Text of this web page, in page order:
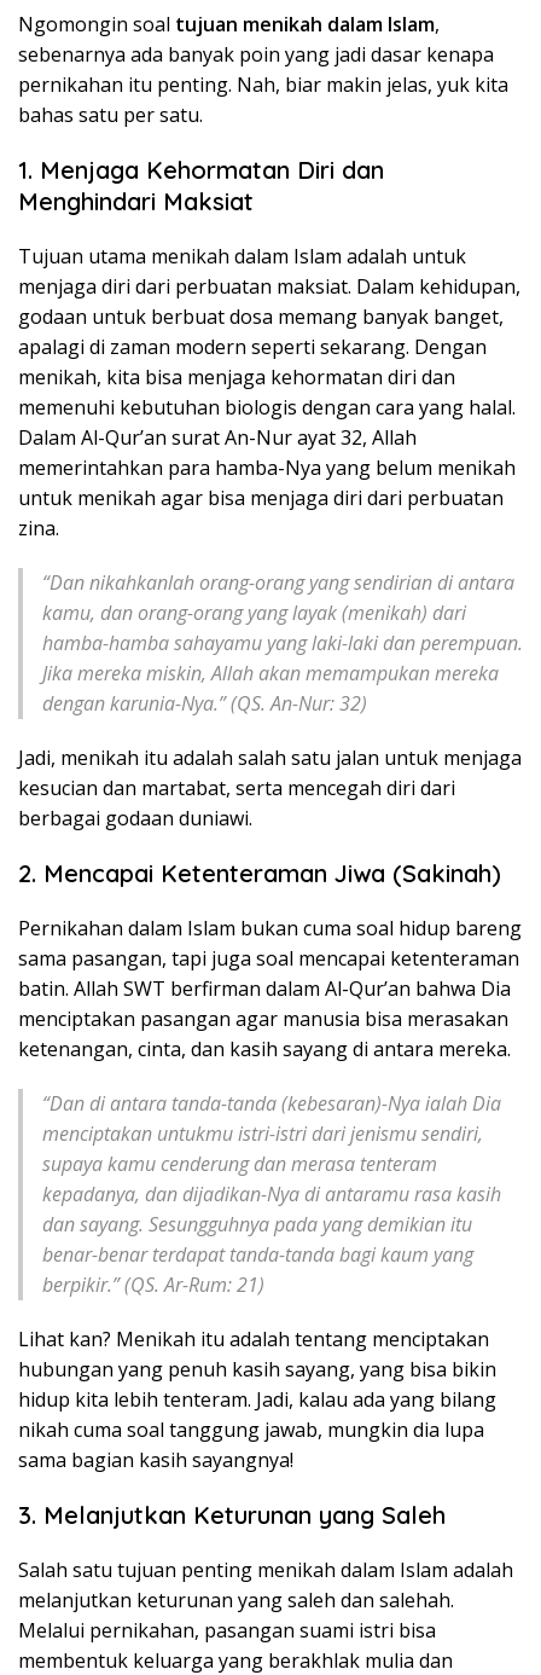
Ngomongin soal tujuan menikah dalam Islam,
sebenarnya ada banyak poin yang jadi dasar kenapa
pernikahan itu penting. Nah, biar makin jelas, yuk kita
bahas satu per satu.
1. Menjaga Kehormatan Diri dan
Menghindari Maksiat
Tujuan utama menikah dalam Islam adalah untuk
menjaga diri dari perbuatan maksiat. Dalam kehidupan,
godaan untuk berbuat dosa memang banyak banget,
apalagi di zaman modern seperti sekarang. Dengan
menikah, kita bisa menjaga kehormatan diri dan
memenuhi kebutuhan biologis dengan cara yang halal.
Dalam Al-Qur’an surat An-Nur ayat 32, Allah
memerintahkan para hamba-Nya yang belum menikah
untuk menikah agar bisa menjaga diri dari perbuatan
zina.
“Dan nikahkanlah orang-orang yang sendirian di antara
kamu, dan orang-orang yang layak (menikah) dari
hamba-hamba sahayamu yang laki-laki dan perempuan.
Jika mereka miskin, Allah akan memampukan mereka
dengan karunia-Nya.”(QS. An-Nur: 32)
Jadi, menikah itu adalah salah satu jalan untuk menjaga
kesucian dan martabat, serta mencegah diri dari
berbagai godaan duniawi.
2. Mencapai Ketenteraman Jiwa (Sakinah)
Pernikahan dalam Islam bukan cuma soal hidup bareng
sama pasangan, tapi juga soal mencapai ketenteraman
batin. Allah SWT berfirman dalam Al-Qur’an bahwa Dia
menciptakan pasangan agar manusia bisa merasakan
ketenangan, cinta, dan kasih sayang di antara mereka.
“Dan di antara tanda-tanda (kebesaran)-Nya ialah Dia
menciptakan untukmu istri-istri dari jenismu sendiri,
supaya kamu cenderung dan merasa tenteram
kepadanya, dan dijadikan-Nya di antaramu rasa kasih
dan sayang. Sesungguhnya pada yang demikian itu
benar-benar terdapat tanda-tanda bagi kaum yang
berpikir.”(QS. Ar-Rum: 21)
Lihat kan? Menikah itu adalah tentang menciptakan
hubungan yang penuh kasih sayang, yang bisa bikin
hidup kita lebih tenteram. Jadi, kalau ada yang bilang
nikah cuma soal tanggung jawab, mungkin dia lupa
sama bagian kasih sayangnya!
3. Melanjutkan Keturunan yang Saleh
Salah satu tujuan penting menikah dalam Islam adalah
melanjutkan keturunan yang saleh dan salehah.
Melalui pernikahan, pasangan suami istri bisa
membentuk keluarga yang berakhlak mulia dan